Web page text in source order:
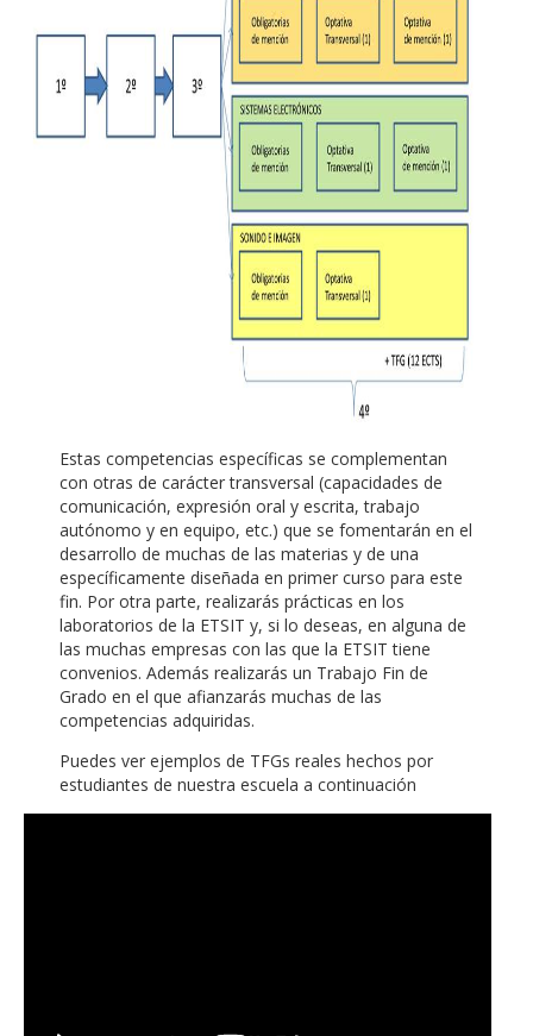
Estas competencias específicas se complementan
con otras de carácter transversal (capacidades de
comunicación, expresión oral y escrita, trabajo
autónomo y en equipo, etc.) que se fomentarán en el
desarrollo de muchas de las materias y de una
específicamente diseñada en primer curso para este
fin. Por otra parte, realizarás prácticas en los
laboratorios de la ETSIT y, si lo deseas, en alguna de
las muchas empresas con las que la ETSIT tiene
convenios. Además realizarás un Trabajo Fin de
Grado en el que afianzarás muchas de las
competencias adquiridas.
Puedes ver ejemplos de TFGs reales hechos por
estudiantes de nuestra escuela a continuación